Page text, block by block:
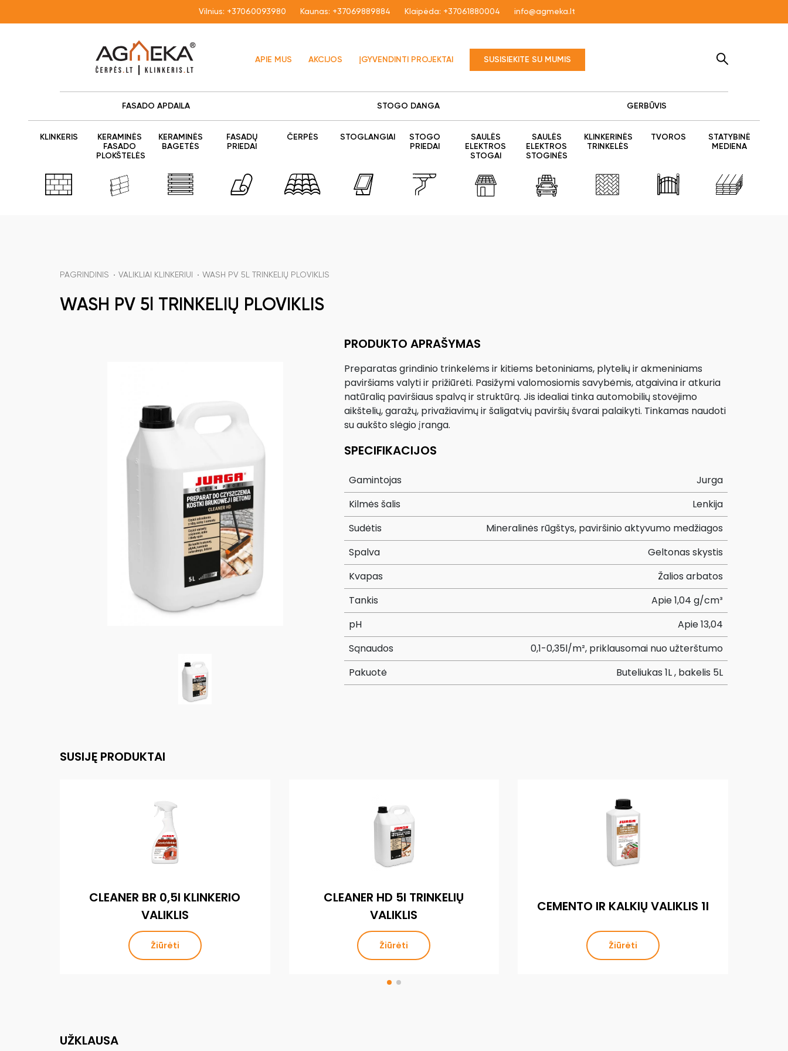
Vilnius: +37060093980 Kaunas: +37069889884 Klaipėda: +37061880004 info@agmeka.lt
APIE MUS AKCIJOS ĮGYVENDINTI PROJEKTAI SUSISIEKITE SU MUMIS
FASADO APDAILA STOGO DANGA GERBŪVIS
KLINKERIS
KERAMINĖS
FASADO
PLOKŠTELĖS
KERAMINĖS
BAGETĖS
FASADŲ
PRIEDAI
ČERPĖS STOGLANGIAI
STOGO
PRIEDAI
SAULĖS
ELEKTROS
STOGAI
SAULĖS
ELEKTROS
STOGINĖS
KLINKERINĖS
TRINKELĖS
TVOROS
STATYBINĖ
MEDIENA
PAGRINDINIS VALIKLIAI KLINKERIUI WASH PV 5L TRINKELIŲ PLOVIKLIS
WASH PV 5l TRINKELIŲ PLOVIKLIS
PRODUKTO APRAŠYMAS
Preparatas grindinio trinkelėms ir kitiems betoniniams, plytelių ir akmeniniams
paviršiams valyti ir prižiūrėti. Pasižymi valomosiomis savybėmis, atgaivina ir atkuria
natūralią paviršiaus spalvą ir struktūrą. Jis idealiai tinka automobilių stovėjimo
aikštelių, garažų, privažiavimų ir šaligatvių paviršių švarai palaikyti. Tinkamas naudoti
su aukšto slėgio įranga.
SPECIFIKACIJOS
Gamintojas
Jurga
Kilmės šalis
Lenkija
Sudėtis
Mineralinės rūgštys, paviršinio aktyvumo medžiagos
Spalva
Geltonas skystis
Kvapas
Žalios arbatos
Tankis
Apie 1,04 g/cm³
pH
Apie 13,04
Sąnaudos
0,1-0,35l/m², priklausomai nuo užterštumo
Pakuotė
Buteliukas 1L , bakelis 5L
SUSIJĘ PRODUKTAI
CLEANER BR 0,5l KLINKERIO
VALIKLIS
Žiūrėti
CLEANER HD 5l TRINKELIŲ
VALIKLIS
Žiūrėti
CEMENTO IR KALKIŲ VALIKLIS 1l
Žiūrėti
UŽKLAUSA